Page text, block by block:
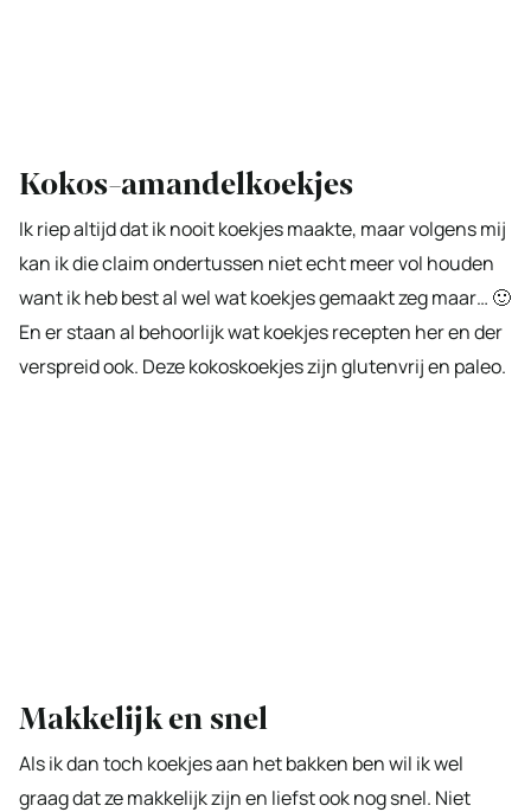
Kokos-amandelkoekjes
Ik riep altijd dat ik nooit koekjes maakte, maar volgens mij
kan ik die claim ondertussen niet echt meer vol houden
want ik heb best al wel wat koekjes gemaakt zeg maar… 🙂
En er staan al behoorlijk wat koekjes recepten her en der
verspreid ook. Deze kokoskoekjes zijn glutenvrij en paleo.
Makkelijk en snel
Als ik dan toch koekjes aan het bakken ben wil ik wel
graag dat ze makkelijk zijn en liefst ook nog snel. Niet